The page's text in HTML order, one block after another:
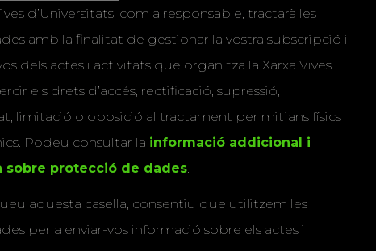
d’Universitats, com a responsable, tractarà les
amb la finalitat de gestionar la vostra subscripció i
dels actes i activitats que organitza la Xarxa Vives.
els drets d’accés, rectificació, supressió,
limitació o oposició al tractament per mitjans físics
Podeu consultar la informació addicional i
sobre protecció de dades.
aquesta casella, consentiu que utilitzem les
per a enviar-vos informació sobre els actes i